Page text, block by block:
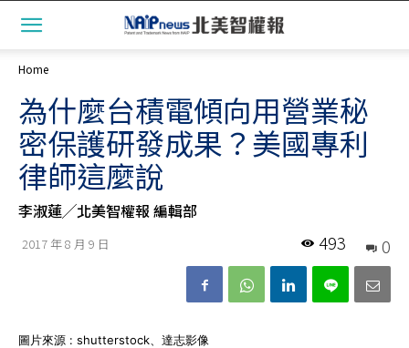
Home
為什麼台積電傾向用營業秘
密保護研發成果？美國專利
律師這麼說
李淑蓮╱北美智權報 編輯部
2017 年 8 月 9 日 0
493
圖片來源 : shutterstock、達志影像